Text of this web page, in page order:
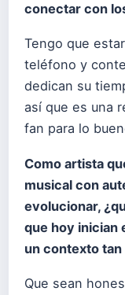
conectar con
Tengo que
teléfono y
dedican su
así que es una
fan para lo
Como artista
musical con
evolucionar,
que hoy inician
un contexto
Que sean